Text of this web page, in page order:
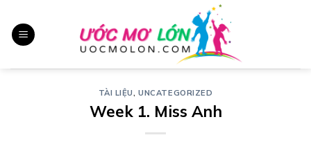
đến
nội
TÀI LIỆU,UNCATEGORIZED
Week 1. Miss Anh